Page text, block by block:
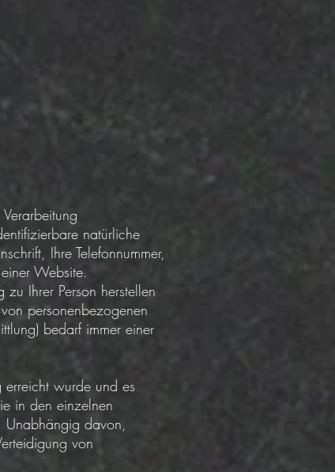
natürliche
Ihre Telefonnummer,
Website.
Ihrer Person herstellen
personenbezogenen
bedarf immer einer
wurde und es
in den einzelnen
Unabhängig davon,
von